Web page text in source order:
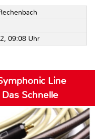
09:08 Uhr
Line
Schnelle